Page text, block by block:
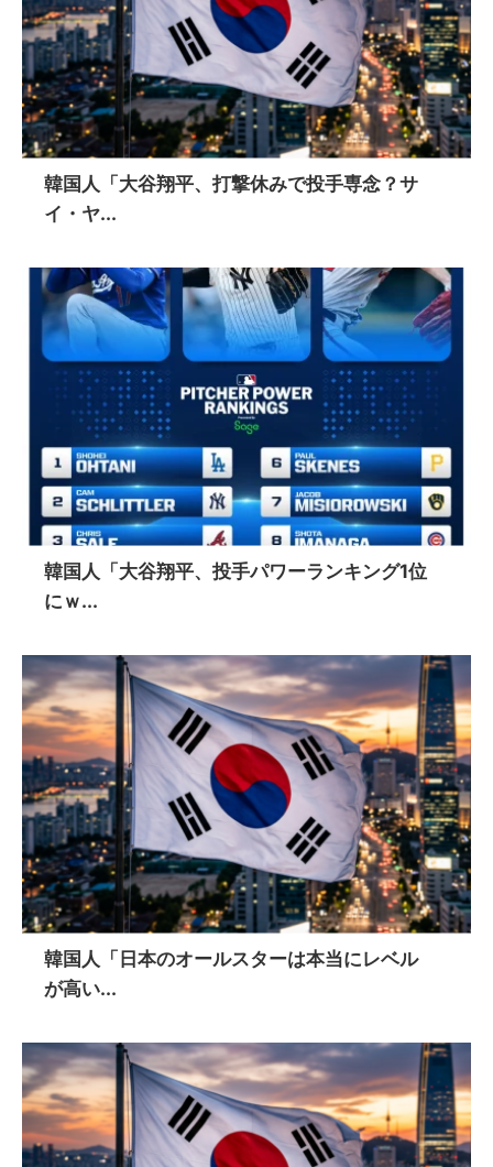
韓国人「大谷翔平、打撃休みで投手専念？サ
イ・ヤ...
韓国人「大谷翔平、投手パワーランキング1位
にｗ...
韓国人「日本のオールスターは本当にレベル
が高い...